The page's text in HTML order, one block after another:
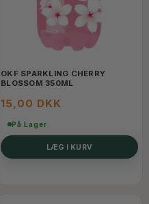
OKF SPARKLING CHERRY
BLOSSOM 350ML
15,00 DKK
På Lager
LÆG I KURV